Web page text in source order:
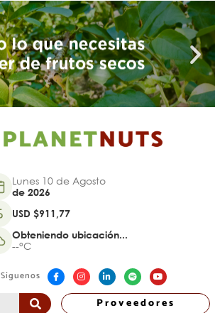
Lunes 10 de Agosto
de 2026
USD $911,77
Obteniendo ubicación...
--°C
Síguenos
Proveedores